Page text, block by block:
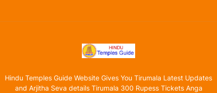
Hindu Temples Guide Website Gives You Tirumala Latest Updates
and Arjitha Seva details Tirumala 300 Rupess Tickets Anga